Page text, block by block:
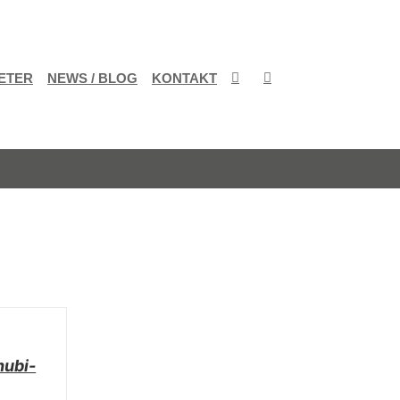
NEWS / BLOG KONTAKT